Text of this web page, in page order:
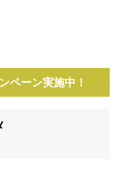
ペーン実施中！